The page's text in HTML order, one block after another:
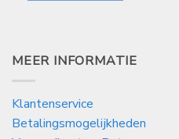
MEER INFORMATIE
Klantenservice
Betalingsmogelijkheden